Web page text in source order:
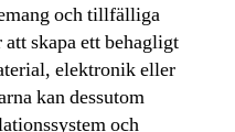
och tillfälliga
skapa ett behagligt
elektronik eller
kan dessutom
och